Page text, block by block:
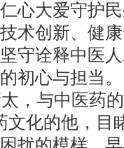
心大爱守护
术创新、健
守诠释中医
的初心与担当。
，与中医药
文化的他，目